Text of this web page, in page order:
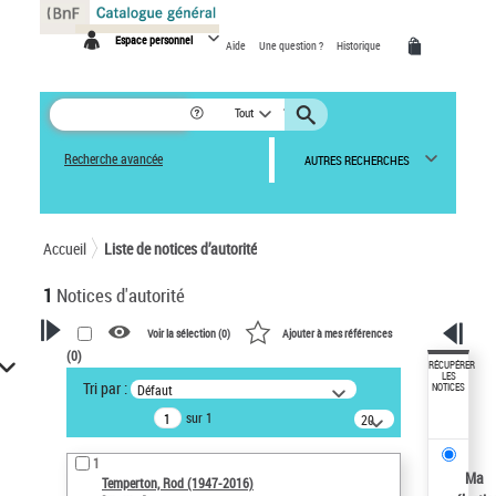
Espace personnel Aide Une question ? Historique
Tout
Recherche avancée AUTRES RECHERCHES
Accueil Liste de notices d’autorité
1 Notices d'autorité
VOTRE RECHERCHE
Recherche avancée dans les
notices d’autorité
Œuvres liées à l'auteur :
Temperton, Rod (1947-2016)
Voir la sélection (0) Ajouter à mes références
(0)
Tri par : Défaut
sur 1
20
résultats/page
1
Temperton, Rod (1947-2016)
RÉCUPÉRER
LES
NOTICES
Ma
Panneau de gestion des cookies